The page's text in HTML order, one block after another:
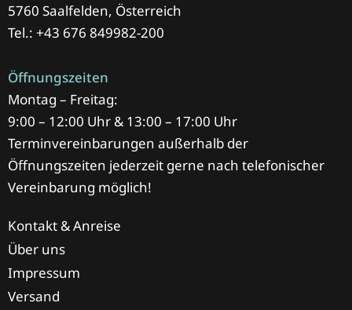
5760 Saalfelden, Österreich
Tel.: +43 676 849982-200
Öffnungszeiten
Montag – Freitag:
9:00 – 12:00 Uhr & 13:00 – 17:00 Uhr
Terminvereinbarungen außerhalb der
Öffnungszeiten jederzeit gerne nach telefonischer
Vereinbarung möglich!
Kontakt & Anreise
Über uns
Impressum
Versand